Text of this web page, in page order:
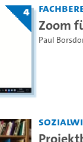
4
Zoom
Paul